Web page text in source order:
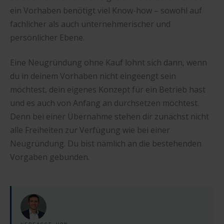
ein Vorhaben benötigt viel Know-how – sowohl auf
fachlicher als auch unternehmerischer und
persönlicher Ebene.
Eine Neugründung ohne Kauf lohnt sich dann, wenn
du in deinem Vorhaben nicht eingeengt sein
möchtest, dein eigenes Konzept für ein Betrieb hast
und es auch von Anfang an durchsetzen möchtest.
Denn bei einer Übernahme stehen dir zunächst nicht
alle Freiheiten zur Verfügung wie bei einer
Neugründung. Du bist nämlich an die bestehenden
Vorgaben gebunden.